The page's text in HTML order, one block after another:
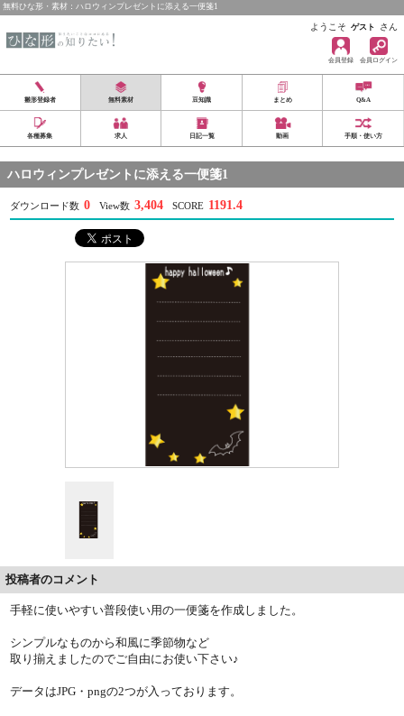
無料ひな形・素材：ハロウィンプレゼントに添える一便箋1
ようこそ ゲスト さん
会員登録 会員ログイン
雛形登録者 無料素材 豆知識 まとめ Q&A
各種募集 求人 日記一覧 動画 手順・使い方
ハロウィンプレゼントに添える一便箋1
ダウンロード数 0 View数 3,404 SCORE 1191.4
投稿者のコメント
手軽に使いやすい普段使い用の一便箋を作成しました。
シンプルなものから和風に季節物など
取り揃えましたのでご自由にお使い下さい♪
データはJPG・pngの2つが入っております。